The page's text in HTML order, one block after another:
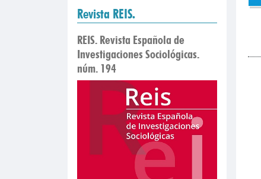
Revista REIS.
REIS. Revista Española de
Investigaciones Sociológicas.
núm. 194